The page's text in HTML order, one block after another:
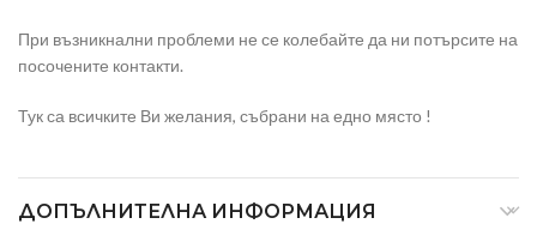
При възникнални проблеми не се колебайте да ни потърсите на
посочените контакти.
Тук са всичките Ви желания, събрани на едно място !
ДОПЪЛНИТЕЛНА ИНФОРМАЦИЯ